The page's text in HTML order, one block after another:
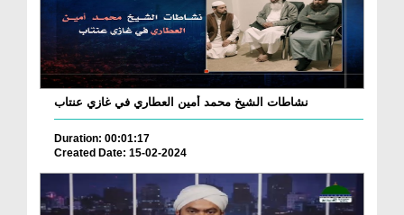
نشاطات الشيخ محمد أمين العطاري في غازي عنتاب
Duration: 00:01:17
Created Date: 15-02-2024